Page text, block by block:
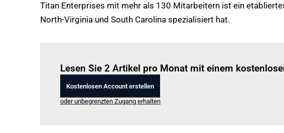
Titan Enterprises mit mehr als 130 Mitarbeitern ist ein
North-Virginia und South Carolina spezialisiert hat.
Lesen Sie 2 Artikel pro Monat mit einem
Kostenlosen Account erstellen
oder unbegrenzten Zugang erhalten